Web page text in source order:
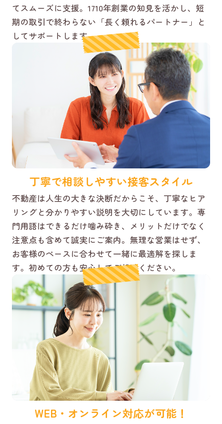
てスムーズに支援。1710年創業の知見を活かし、短
期の取引で終わらない「長く頼れるパートナー」と
してサポートします。
丁寧で相談しやすい接客スタイル
不動産は人生の大きな決断だからこそ、丁寧なヒア
リングと分かりやすい説明を大切にしています。専
門用語はできるだけ噛み砕き、メリットだけでなく
注意点も含めて誠実にご案内。無理な営業はせず、
お客様のペースに合わせて一緒に最適解を探しま
す。初めての方も安心してご相談ください。
WEB・オンライン対応が可能！